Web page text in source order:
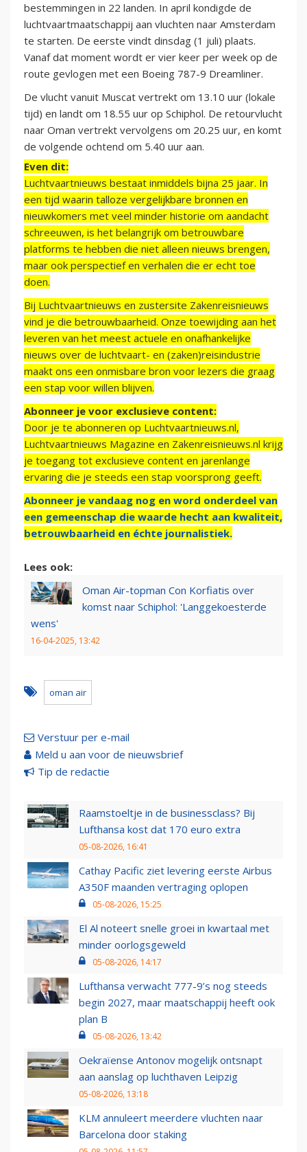
bestemmingen in 22 landen. In april kondigde de
luchtvaartmaatschappij aan vluchten naar Amsterdam
te starten. De eerste vindt dinsdag (1 juli) plaats.
Vanaf dat moment wordt er vier keer per week op de
route gevlogen met een Boeing 787-9 Dreamliner.
De vlucht vanuit Muscat vertrekt om 13.10 uur (lokale
tijd) en landt om 18.55 uur op Schiphol. De retourvlucht
naar Oman vertrekt vervolgens om 20.25 uur, en komt
de volgende ochtend om 5.40 uur aan.
Even dit:
Luchtvaartnieuws bestaat inmiddels bijna 25 jaar. In
een tijd waarin talloze vergelijkbare bronnen en
nieuwkomers met veel minder historie om aandacht
schreeuwen, is het belangrijk om betrouwbare
platforms te hebben die niet alleen nieuws brengen,
maar ook perspectief en verhalen die er echt toe
doen.
Bij Luchtvaartnieuws en zustersite Zakenreisnieuws
vind je die betrouwbaarheid. Onze toewijding aan het
leveren van het meest actuele en onafhankelijke
nieuws over de luchtvaart- en (zaken)reisindustrie
maakt ons een onmisbare bron voor lezers die graag
een stap voor willen blijven.
Abonneer je voor exclusieve content:
Door je te abonneren op Luchtvaartnieuws.nl,
Luchtvaartnieuws Magazine en Zakenreisnieuws.nl krijg
je toegang tot exclusieve content en jarenlange
ervaring die je steeds een stap voorsprong geeft.
Abonneer je vandaag nog en word onderdeel van
een gemeenschap die waarde hecht aan kwaliteit,
betrouwbaarheid en échte journalistiek.
Lees ook:
Oman Air-topman Con Korfiatis over
komst naar Schiphol: 'Langgekoesterde
wens'
16-04-2025, 13:42
oman air
Verstuur per e-mail
Meld u aan voor de nieuwsbrief
Tip de redactie
Raamstoeltje in de businessclass? Bij
Lufthansa kost dat 170 euro extra
05-08-2026, 16:41
Cathay Pacific ziet levering eerste Airbus
A350F maanden vertraging oplopen
05-08-2026, 15:25
El Al noteert snelle groei in kwartaal met
minder oorlogsgeweld
05-08-2026, 14:17
Lufthansa verwacht 777-9’s nog steeds
begin 2027, maar maatschappij heeft ook
plan B
05-08-2026, 13:42
Oekraïense Antonov mogelijk ontsnapt
aan aanslag op luchthaven Leipzig
05-08-2026, 13:18
KLM annuleert meerdere vluchten naar
Barcelona door staking